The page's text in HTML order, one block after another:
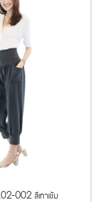
002 สีเทาเข้ม